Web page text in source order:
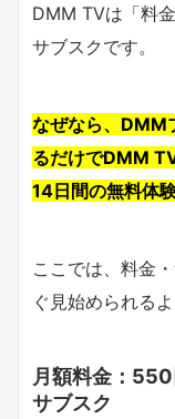
DMM TVは「料
サブスクです。
なぜなら、DMM
るだけでDMM
14日間の無料体
ここでは、料金
ぐ見始められる
月額料金：
サブスク